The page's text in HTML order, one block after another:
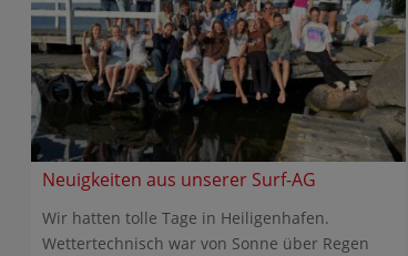
Neuigkeiten aus unserer Surf-AG
Wir hatten tolle Tage in Heiligenhafen.
Wettertechnisch war von Sonne über Regen